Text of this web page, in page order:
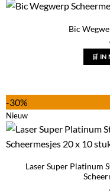
Bic
🛒 IN
-30%
Nieuw
Laser Super Platinum